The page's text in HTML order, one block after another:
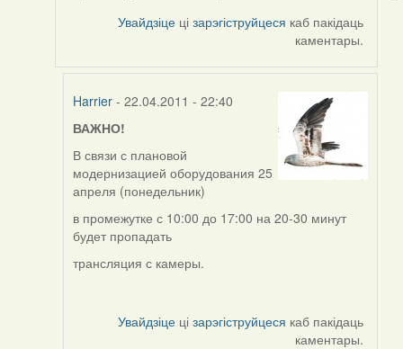
Увайдзіце цізарэгіструйцеся каб пакідаць
каментары.
Harrier - 22.04.2011 - 22:40
In
reply
to
by
ВАЖНО!
В связи с плановой
модернизацией оборудования 25
апреля (понедельник)
в промежутке с 10:00 до 17:00 на 20-30 минут
будет пропадать
трансляция с камеры.
Увайдзіце цізарэгіструйцеся каб пакідаць
каментары.